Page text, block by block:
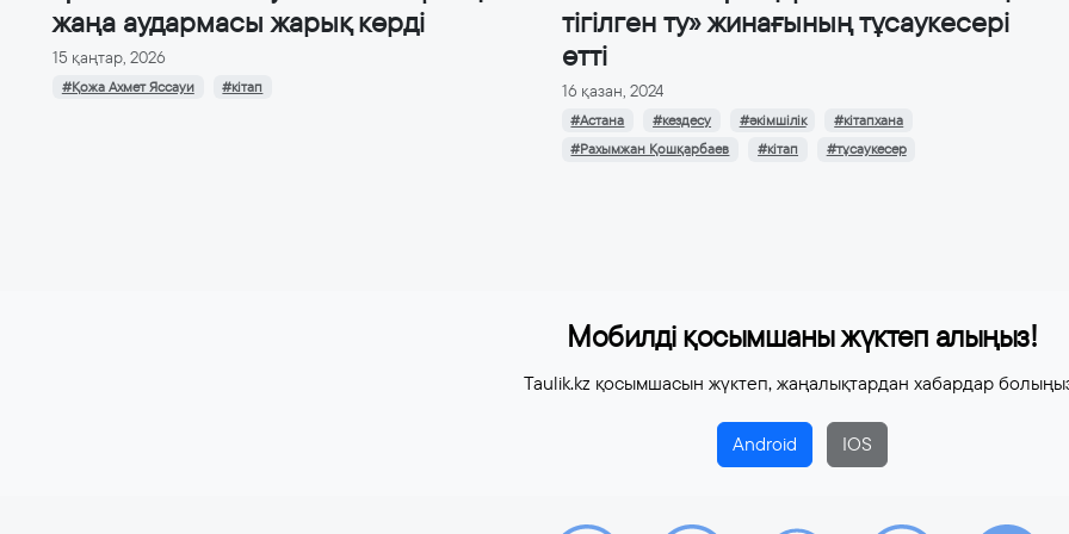
жаңа аудармасы жарық көрді
15 қаңтар, 2026
#Қожа Ахмет Яссауи #кітап
тігілген ту» жинағының тұсаукесері
өтті
16 қазан, 2024
#Астана #кездесу #әкімшілік
#кітапхана
#Рахымжан Қошқарбаев
#кітап #тұсаукесер
Мобилді қосымшаны жүктеп алыңыз!
Taulik.kz қосымшасын жүктеп, жаңалықтардан хабардар
Android IOS